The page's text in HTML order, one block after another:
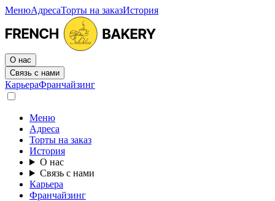
МенюАдресаТорты на заказИстория
О нас
Связь с нами
КарьераФранчайзинг
Меню
Адреса
Торты на заказ
История
О нас
Связь с нами
Карьера
Франчайзинг